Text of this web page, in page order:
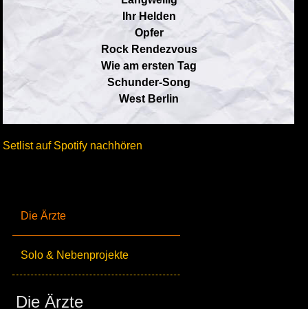
Die Ärzte
Solo & Nebenprojekte
Die Ärzte_
Ihr Helden
Opfer
Rock Rendezvous
Wie am ersten Tag
Schunder-Song
West Berlin
Setlist auf Spotify nachhören